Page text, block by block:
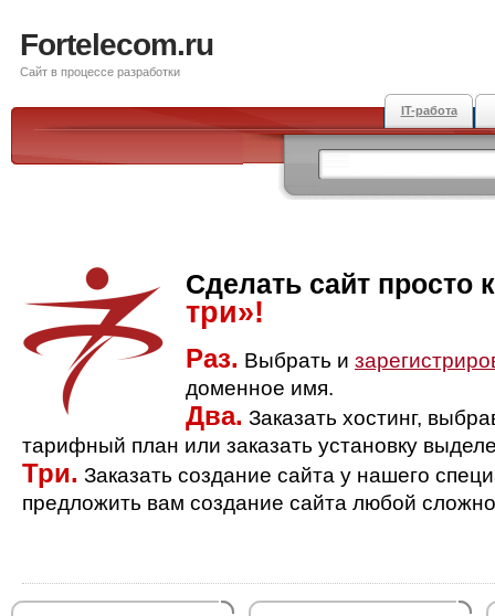
Fortelecom.ru
Сайт в процессе разработки
IT-работа
Сделать сайт просто
три»!
Раз. Выбрать и
доменное имя.
Два. Заказать хостинг,
тарифный план или заказать установку
Три. Заказать создание сайта у нашего
предложить вам создание сайта любой